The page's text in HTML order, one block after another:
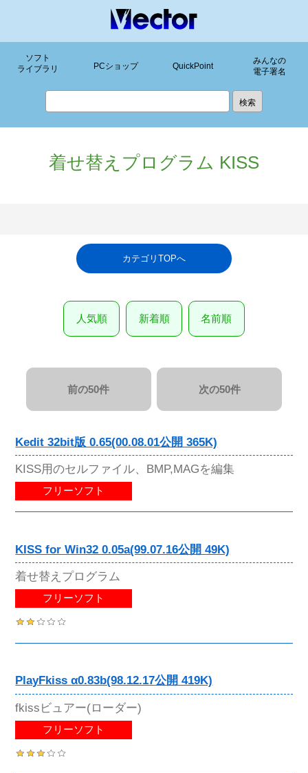
ソフト
ライブラリ
PCショップ QuickPoint
みんなの
電子署名
着せ替えプログラム KISS
カテゴリTOPへ
人気順 新着順 名前順
前の50件 次の50件
Kedit 32bit版 0.65(00.08.01公開 365K)
KISS用のセルファイル、BMP,MAGを編集
フリーソフト
KISS for Win32 0.05a(99.07.16公開 49K)
着せ替えプログラム
フリーソフト
PlayFkiss α0.83b(98.12.17公開 419K)
fkissビュアー(ローダー)
フリーソフト